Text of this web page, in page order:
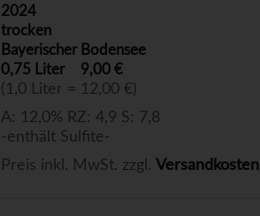
2024
trocken
Bayerischer Bodensee
0,75 Liter
9,00 €
(1,0 Liter = 12,00 €)
A: 12,0% RZ: 4,9 S: 7,8
-enthält Sulfite-
Preis inkl. MwSt. zzgl. Versandkosten